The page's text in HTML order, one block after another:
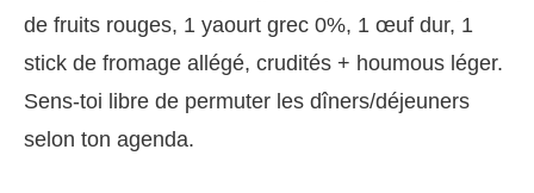
de fruits rouges, 1 yaourt grec 0%, 1 œuf dur, 1
stick de fromage allégé, crudités + houmous léger.
Sens-toi libre de permuter les dîners/déjeuners
selon ton agenda.